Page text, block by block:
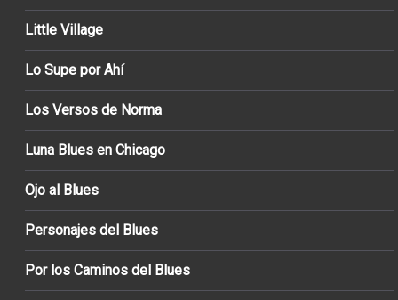
Little Village
Lo Supe por Ahí
Los Versos de Norma
Luna Blues en Chicago
Ojo al Blues
Personajes del Blues
Por los Caminos del Blues